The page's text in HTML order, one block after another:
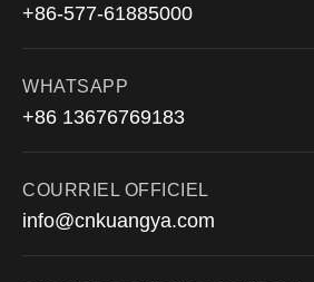
+86-577-61885000
WHATSAPP
+86 13676769183
COURRIEL OFFICIEL
info@cnkuangya.com